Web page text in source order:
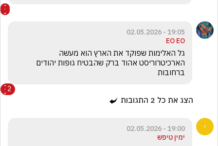
19:05 - 02.05.2026
EO EO
ברחובות
2
הצג את כל 2 התגובות
19:00 - 02.05.2026
ימין טיפש